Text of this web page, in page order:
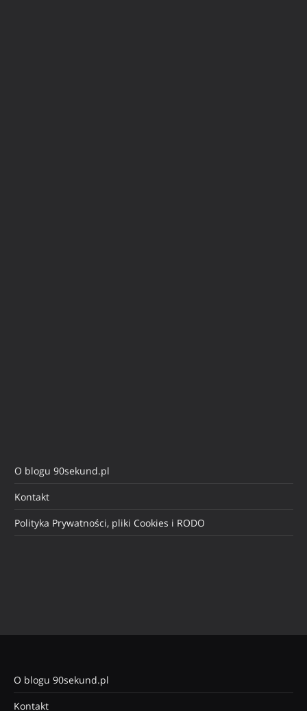
O blogu 90sekund.pl
Kontakt
Polityka Prywatności, pliki Cookies i RODO
O blogu 90sekund.pl
Kontakt